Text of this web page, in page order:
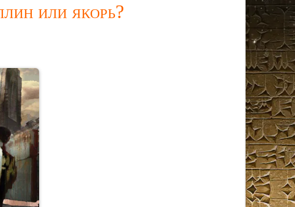
или якорь?